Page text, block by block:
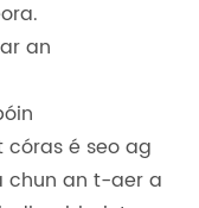
an
é seo ag
chun an t-aer a